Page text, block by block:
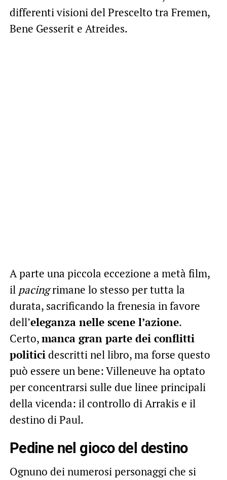
differenti visioni del Prescelto tra Fremen,
Bene Gesserit e Atreides.
A parte una piccola eccezione a metà film,
il pacingrimane lo stesso per tutta la
durata, sacrificando la frenesia in favore
dell’eleganza nelle scene l’azione.
Certo,manca gran parte dei conflitti
politicidescritti nel libro, ma forse questo
può essere un bene: Villeneuve ha optato
per concentrarsi sulle due linee principali
della vicenda: il controllo di Arrakis e il
destino di Paul.
Pedine nel gioco del destino
Ognuno dei numerosi personaggi che si